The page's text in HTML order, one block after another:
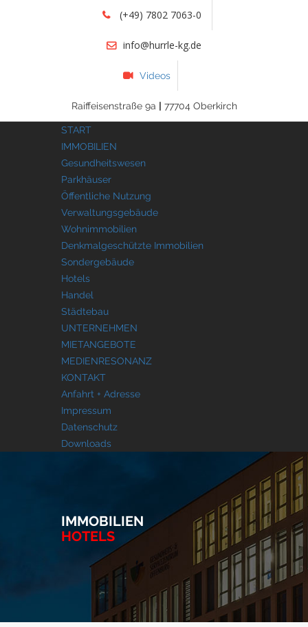
(+49) 7802 7063-0
info@hurrle-kg.de
Videos
Raiffeisenstraße 9a | 77704 Oberkirch
START
IMMOBILIEN
Gesundheitswesen
Parkhäuser
Öffentliche Nutzung
Verwaltungsgebäude
Wohnimmobilien
Denkmalgeschützte Immobilien
Sondergebäude
Hotels
Handel
Städtebau
UNTERNEHMEN
MIETANGEBOTE
MEDIENRESONANZ
KONTAKT
Anfahrt + Adresse
Impressum
Datenschutz
Downloads
IMMOBILIEN
HOTELS